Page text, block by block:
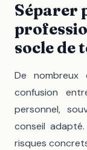
Séparer
socle de
De nombreux
confusion
personnel,
conseil
risques